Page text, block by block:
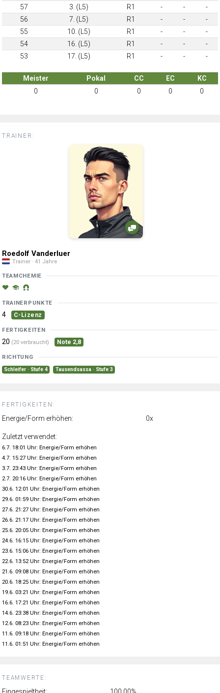
57
3. (L5) R1 - -
-
56
7. (L5) R1 - -
-
55
10. (L5) R1 - -
-
54
16. (L5) R1 - -
-
53
17. (L5) R1 - - -
Meister Pokal CC EC
KC
0
0 0 0 0
TEAMWERTE:
Eingespieltheit: 100.00%
TRAINER:
Roedolf Vanderluer
Trainer · 41 Jahre
TEAMCHEMIE
TRAINERPUNKTE
4 C-Lizenz
FERTIGKEITEN
20 (20 verbraucht) Note 2,8
RICHTUNG
Schleifer · Stufe 4 Tausendsassa · Stufe 3
FERTIGKEITEN:
Energie/Form erhöhen: 0x
Zuletzt verwendet:
6.7. 18:01 Uhr: Energie/Form erhöhen
4.7. 15:27 Uhr: Energie/Form erhöhen
3.7. 23:43 Uhr: Energie/Form erhöhen
2.7. 20:16 Uhr: Energie/Form erhöhen
30.6. 12:01 Uhr: Energie/Form erhöhen
29.6. 01:59 Uhr: Energie/Form erhöhen
27.6. 21:27 Uhr: Energie/Form erhöhen
26.6. 21:17 Uhr: Energie/Form erhöhen
25.6. 20:05 Uhr: Energie/Form erhöhen
24.6. 16:15 Uhr: Energie/Form erhöhen
23.6. 15:06 Uhr: Energie/Form erhöhen
22.6. 13:52 Uhr: Energie/Form erhöhen
21.6. 09:08 Uhr: Energie/Form erhöhen
20.6. 18:25 Uhr: Energie/Form erhöhen
19.6. 03:21 Uhr: Energie/Form erhöhen
16.6. 17:21 Uhr: Energie/Form erhöhen
14.6. 23:38 Uhr: Energie/Form erhöhen
12.6. 08:23 Uhr: Energie/Form erhöhen
11.6. 09:18 Uhr: Energie/Form erhöhen
11.6. 01:51 Uhr: Energie/Form erhöhen